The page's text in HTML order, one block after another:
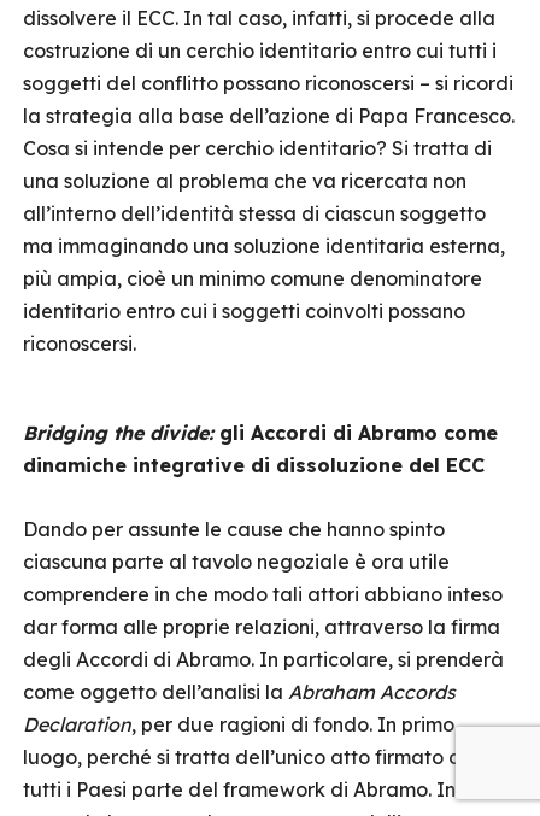
dissolvere il ECC. In tal caso, infatti, si procede alla
costruzione di un cerchio identitario entro cui tutti i
soggetti del conflitto possano riconoscersi – si ricordi
la strategia alla base dell’azione di Papa Francesco.
Cosa si intende per cerchio identitario? Si tratta di
una soluzione al problema che va ricercata non
all’interno dell’identità stessa di ciascun soggetto
ma immaginando una soluzione identitaria esterna,
più ampia, cioè un minimo comune denominatore
identitario entro cui i soggetti coinvolti possano
riconoscersi.
Bridging the divide: gli Accordi di Abramo come
dinamiche integrative di dissoluzione del ECC
Dando per assunte le cause che hanno spinto
ciascuna parte al tavolo negoziale è ora utile
comprendere in che modo tali attori abbiano inteso
dar forma alle proprie relazioni, attraverso la firma
degli Accordi di Abramo. In particolare, si prenderà
come oggetto dell’analisi la Abraham Accords
Declaration, per due ragioni di fondo. In primo
luogo, perché si tratta dell’unico atto firmato da
tutti i Paesi parte del framework di Abramo. In